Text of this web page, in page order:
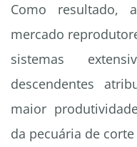
Como resultado,
mercado
sistemas
descendentes
maior
da pecuária de